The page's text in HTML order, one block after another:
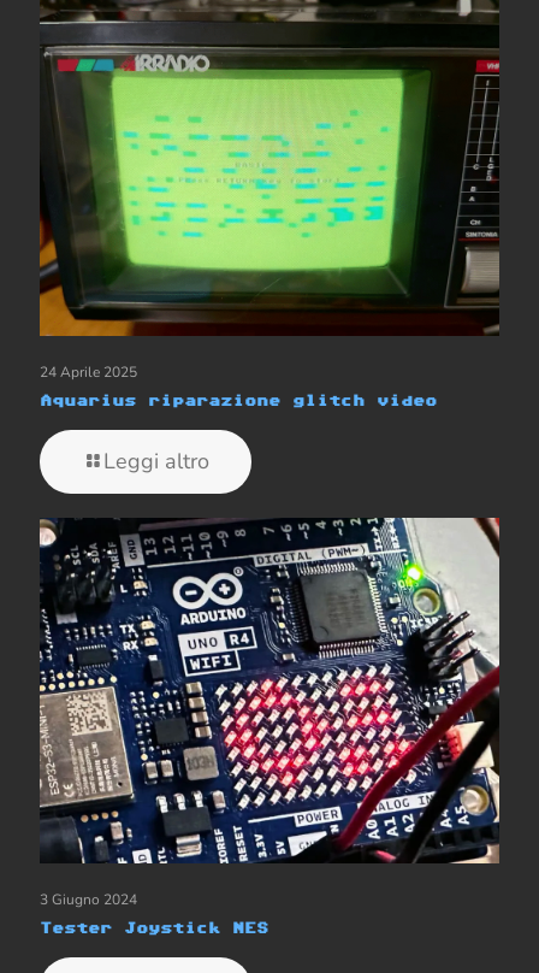
24 Aprile 2025
Aquarius riparazione glitch video
Leggi altro
3 Giugno 2024
Tester Joystick NES